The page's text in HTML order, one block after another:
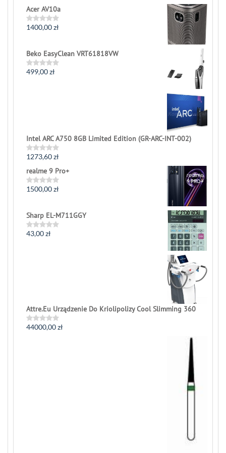
Acer AV10a
Rated
of
5
1400,00zł
Beko EasyClean VRT61818VW
Rated
499,00zł
Intel ARC A750 8GB Limited Edition (GR-ARC-INT-002)
Rated
out
of
5
1273,60zł
realme 9 Pro+
Rated
of
5
1500,00zł
Sharp EL-M711GGY
Rated
43,00zł
Attre.Eu Urządzenie Do Kriolipolizy Cool Slimming 360
Rated
44000,00zł